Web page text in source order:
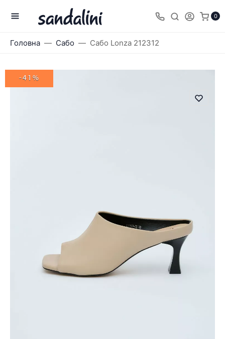
0
Головна Сабо Сабо Lonza 212312
-41%